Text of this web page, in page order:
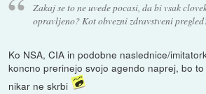
Zakaj se to ne uvede pocasi, da bi vsak
opravljeno? Kot obvezni zdravstveni
Ko NSA, CIA in podobne naslednice/
koncno prerinejo svojo agendo naprej, bo
nikar ne skrbi